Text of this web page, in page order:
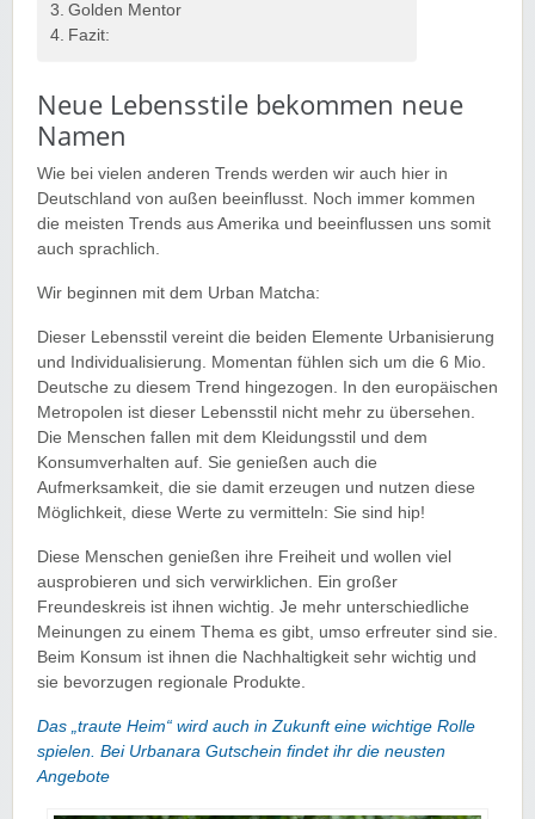
Golden Mentor
Fazit:
Neue Lebensstile bekommen neue
Namen
Wie bei vielen anderen Trends werden wir auch hier in
Deutschland von außen beeinflusst. Noch immer kommen
die meisten Trends aus Amerika und beeinflussen uns somit
auch sprachlich.
Wir beginnen mit dem Urban Matcha:
Dieser Lebensstil vereint die beiden Elemente Urbanisierung
und Individualisierung. Momentan fühlen sich um die 6 Mio.
Deutsche zu diesem Trend hingezogen. In den europäischen
Metropolen ist dieser Lebensstil nicht mehr zu übersehen.
Die Menschen fallen mit dem Kleidungsstil und dem
Konsumverhalten auf. Sie genießen auch die
Aufmerksamkeit, die sie damit erzeugen und nutzen diese
Möglichkeit, diese Werte zu vermitteln: Sie sind hip!
Diese Menschen genießen ihre Freiheit und wollen viel
ausprobieren und sich verwirklichen. Ein großer
Freundeskreis ist ihnen wichtig. Je mehr unterschiedliche
Meinungen zu einem Thema es gibt, umso erfreuter sind sie.
Beim Konsum ist ihnen die Nachhaltigkeit sehr wichtig und
sie bevorzugen regionale Produkte.
Das „traute Heim“ wird auch in Zukunft eine wichtige Rolle
spielen. Bei Urbanara Gutschein findet ihr die neusten
Angebote